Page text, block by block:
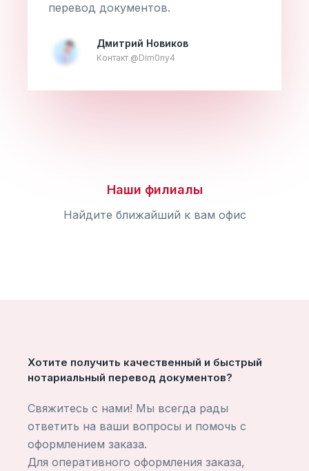
перевод документов.
Дмитрий Новиков
Контакт @Dim0ny4
Наши филиалы
Найдите ближайший к вам офис
Хотите получить качественный и быстрый
нотариальный перевод документов?
Свяжитесь с нами! Мы всегда рады
ответить на ваши вопросы и помочь с
оформлением заказа.
Для оперативного оформления заказа,